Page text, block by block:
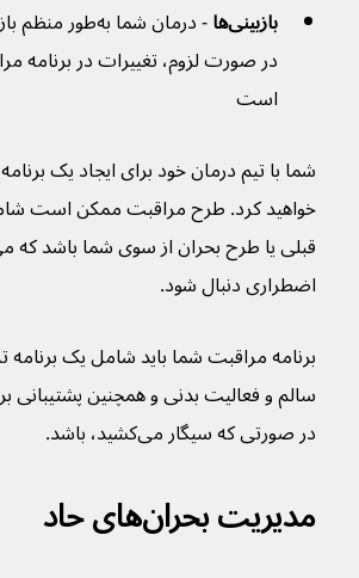
بازبینی‌ها
در صورت لزوم، تغییرات در برنامه
است
شما با تیم درمان خود برای ایجاد یک
خواهید کرد. طرح مراقبت ممکن است
اضطراری دنبال شود.
برنامه مراقبت شما باید شامل یک برنامه
سالم و فعالیت بدنی و همچنین پشتیبانی
در صورتی که سیگار می‌کشید، باشد.
مدیریت بحران‌های حاد